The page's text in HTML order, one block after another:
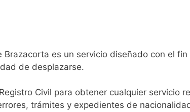
Brazacorta es un servicio diseñado con el
de desplazarse.​
Civil para obtener cualquier servicio
trámites y expedientes de